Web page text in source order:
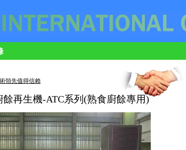
領先值得信賴
餘再生機-ATC系列(熟食廚餘專用)